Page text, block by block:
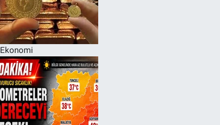
Ekonomi